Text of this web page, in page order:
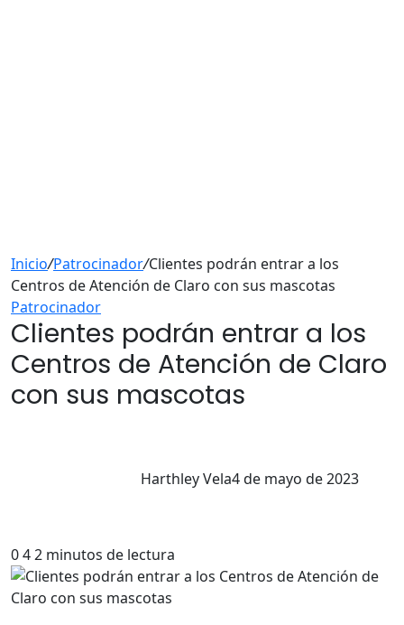
Inicio/Patrocinador/Clientes podrán entrar a los
Centros de Atención de Claro con sus mascotas
Patrocinador
Clientes podrán entrar a los
Centros de Atención de Claro
con sus mascotas
Harthley Vela4 de mayo de 2023
042 minutos de lectura